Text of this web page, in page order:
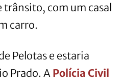
trânsito, com um casal
carro.
Pelotas e estaria
Prado. A Polícia Civil